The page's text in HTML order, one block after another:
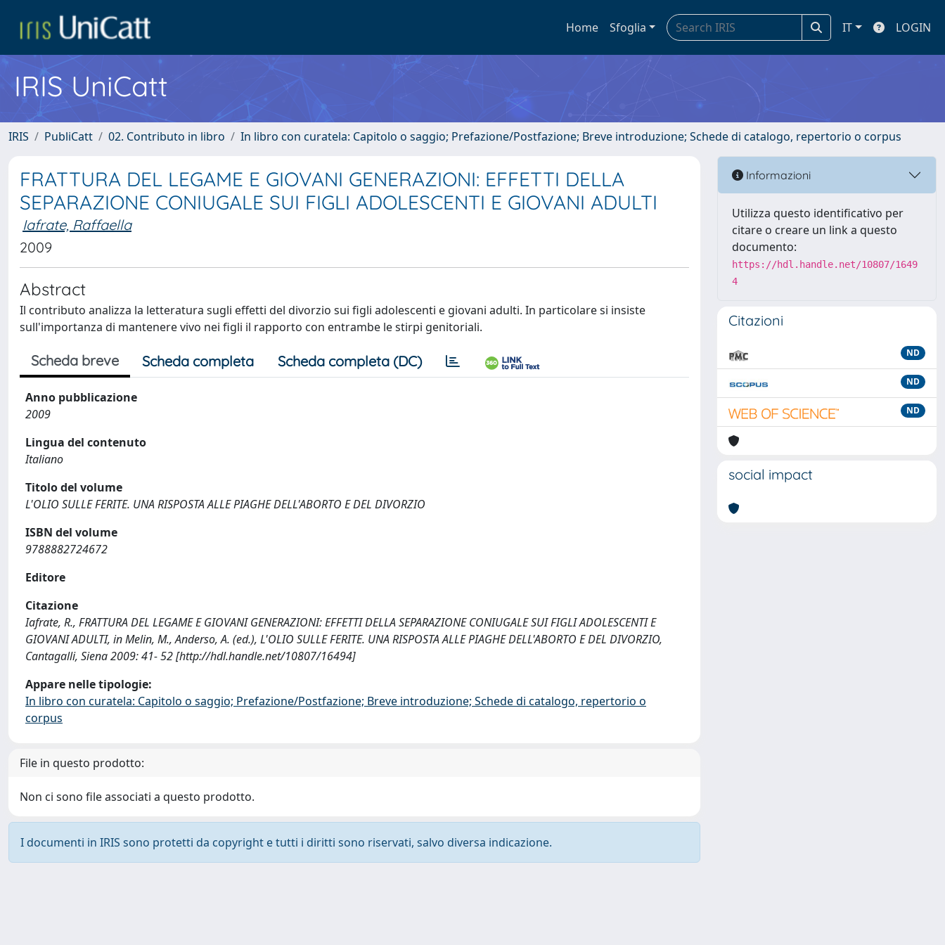
Home Sfoglia IT LOGIN
IRIS UniCatt
IRIS PubliCatt 02. Contributo in libro In libro con curatela: Capitolo o saggio; Prefazione/Postfazione; Breve introduzione; Schede di catalogo, repertorio o corpus
FRATTURA DEL LEGAME E GIOVANI GENERAZIONI: EFFETTI DELLA
SEPARAZIONE CONIUGALE SUI FIGLI ADOLESCENTI E GIOVANI ADULTI
Iafrate, Raffaella
2009
Abstract
Il contributo analizza la letteratura sugli effetti del divorzio sui figli adolescenti e giovani adulti. In particolare si insiste
sull'importanza di mantenere vivo nei figli il rapporto con entrambe le stirpi genitoriali.
Scheda breve Scheda completa Scheda completa (DC)
Anno pubblicazione
2009
Lingua del contenuto
Italiano
Titolo del volume
L'OLIO SULLE FERITE. UNA RISPOSTA ALLE PIAGHE DELL'ABORTO E DEL DIVORZIO
ISBN del volume
9788882724672
Editore
Citazione
Iafrate, R., FRATTURA DEL LEGAME E GIOVANI GENERAZIONI: EFFETTI DELLA SEPARAZIONE CONIUGALE SUI FIGLI ADOLESCENTI E
GIOVANI ADULTI, in Melin, M., Anderso, A. (ed.), L'OLIO SULLE FERITE. UNA RISPOSTA ALLE PIAGHE DELL'ABORTO E DEL DIVORZIO,
Cantagalli, Siena 2009: 41- 52 [http://hdl.handle.net/10807/16494]
Appare nelle tipologie:
In libro con curatela: Capitolo o saggio; Prefazione/Postfazione; Breve introduzione; Schede di catalogo, repertorio o
corpus
File in questo prodotto:
Non ci sono file associati a questo prodotto.
I documenti in IRIS sono protetti da copyright e tutti i diritti sono riservati, salvo diversa indicazione.
Informazioni
Utilizza questo identificativo per
citare o creare un link a questo
documento:
https://hdl.handle.net/10807/1649
4
Citazioni
ND
ND
ND
social impact